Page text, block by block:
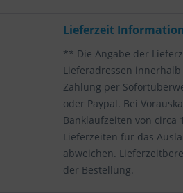
Lieferzeit Information
** Die Angabe der
Lieferadressen
Zahlung per
oder Paypal. Bei
Banklaufzeiten von circa
Lieferzeiten für das
abweichen.
der Bestellung.